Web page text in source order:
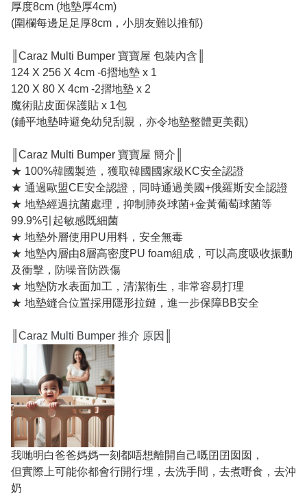
厚度8cm (地墊厚4cm)
(圍欄每邊足足厚8cm，小朋友難以推郁)
║Caraz Multi Bumper 寶寶屋 包裝內含║
124 X 256 X 4cm -6摺地墊 x 1
120 X 80 X 4cm -2摺地墊 x 2
魔術貼皮面保護貼 x 1包
(鋪平地墊時避免幼兒刮親，亦令地墊整體更美觀)
║Caraz Multi Bumper 寶寶屋 簡介║
★ 100%韓國製造，獲取韓國國家級KC安全認證
★ 通過歐盟CE安全認證，同時通過美國+俄羅斯安全認證
★ 地墊經過抗菌處理，抑制肺炎球菌+金黃葡萄球菌等
99.9%引起敏感既細菌
★ 地墊外層使用PU用料，安全無毒
★ 地墊內層由8層高密度PU foam組成，可以高度吸收振動
及衝擊，防噪音防跌傷
★ 地墊防水表面加工，清潔衛生，非常容易打理
★ 地墊縫合位置採用隱形拉鏈，進一步保障BB安全
Caraz Multi Bumper 推介 原因
我哋明白爸爸媽媽一刻都唔想離開自己嘅囝囝囡囡，
但實際上可能你都會行開行埋，去洗手間，去煮嘢食，去沖
奶